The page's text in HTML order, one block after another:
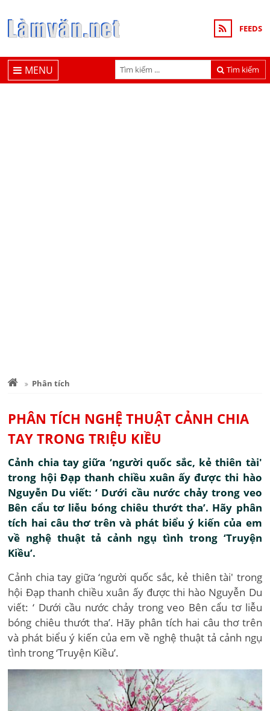
FEEDS
Tìm kiếm
MENU
Phân tích
PHÂN TÍCH NGHỆ THUẬT CẢNH CHIA
TAY TRONG TRIỆU KIỀU
Cảnh chia tay giữa ‘người quốc sắc, kẻ thiên tài'
trong hội Đạp thanh chiều xuân ấy được thi hào
Nguyễn Du viết: ‘ Dưới cầu nước chảy trong veo
Bên cẩu tơ liễu bóng chiêu thướt tha’. Hãy phân
tích hai câu thơ trên và phát biểu ý kiến của em
về nghệ thuật tả cảnh ngụ tình trong ‘Truyện
Kiều’.
Cảnh chia tay giữa ‘người quốc sắc, kẻ thiên tài' trong
hội Đạp thanh chiều xuân ấy được thi hào Nguyễn Du
viết: ‘ Dưới cầu nước chảy trong veo Bên cẩu tơ liễu
bóng chiêu thướt tha’. Hãy phân tích hai câu thơ trên
và phát biểu ý kiến của em về nghệ thuật tả cảnh ngụ
tình trong ‘Truyện Kiều’.